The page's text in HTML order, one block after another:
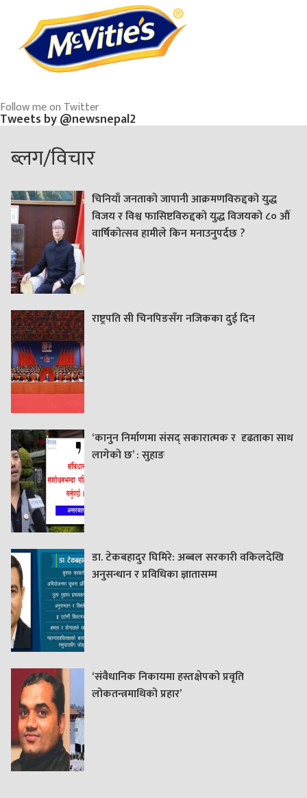
Follow me on Twitter
Tweets by @newsnepal2
ब्लग/विचार
चिनियाँ जनताको जापानी आक्रमणविरुद्दको युद्ध
विजय र विश्व फासिष्टविरुद्दको युद्ध विजयको ८० औं
वार्षिकोत्सव हामीले किन मनाउनुपर्दछ ?
राष्ट्रपति सी चिनपिङसँग नजिकका दुई दिन
‘कानुन निर्माणमा संसद् सकारात्मक र दृढताका साथ
लागेको छ’ : सुहाङ
डा. टेकबहादुर घिमिरे: अब्बल सरकारी वकिलदेखि
अनुसन्धान र प्रविधिका ज्ञातासम्म
‘संवैधानिक निकायमा हस्तक्षेपको प्रवृति
लोकतन्त्रमाथिको प्रहार’